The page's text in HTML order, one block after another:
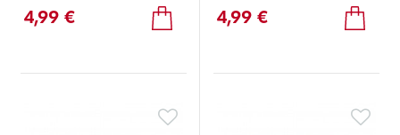
4,99 € 4,99 €